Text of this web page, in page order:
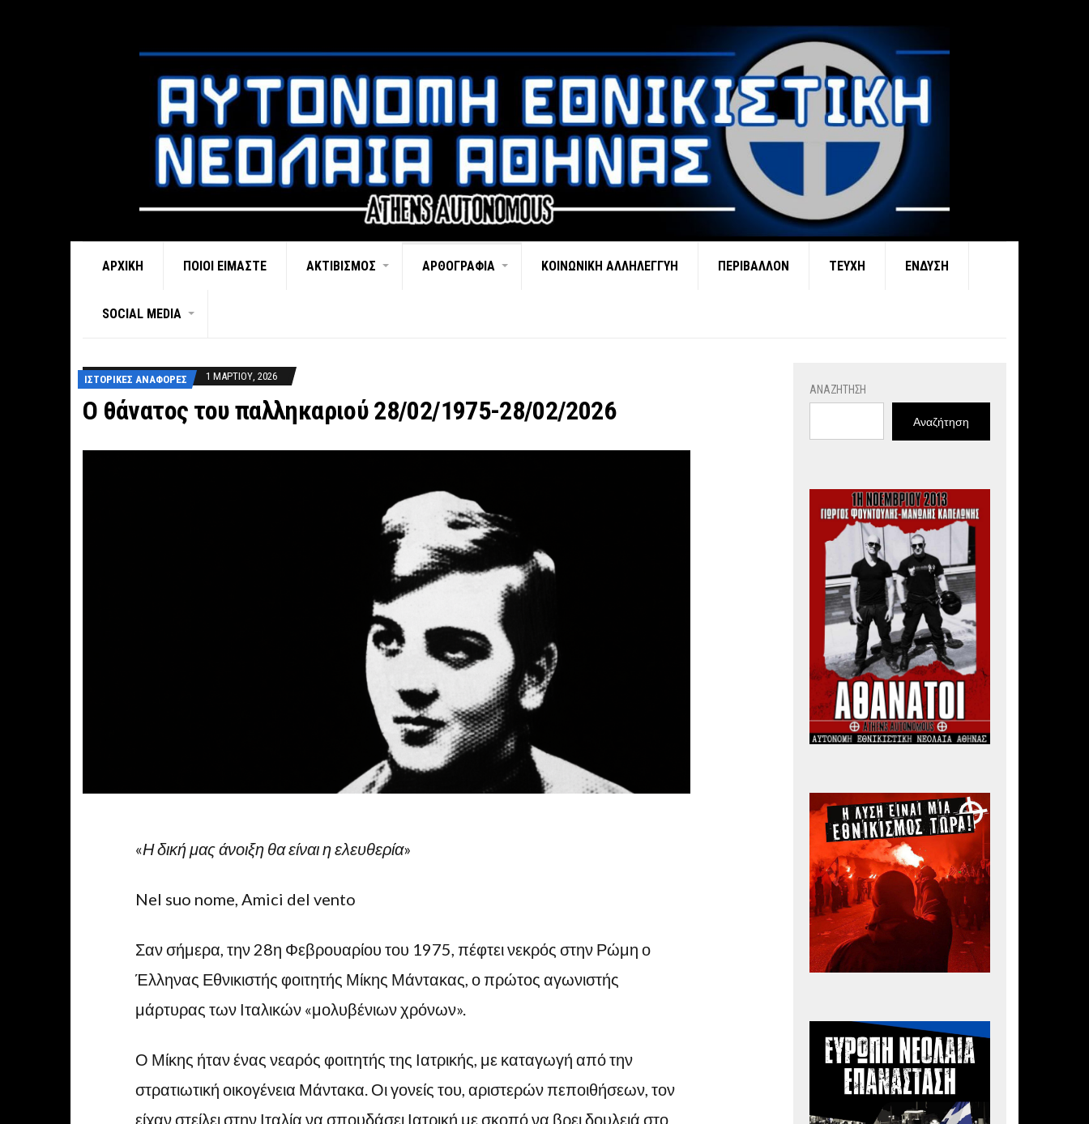
ΑΡΧΙΚΉ ΠΟΙΟΊ ΕΊΜΑΣΤΕ ΑΚΤΙΒΙΣΜΌΣ ΑΡΘΟΓΡΑΦΊΑ ΚΟΙΝΩΝΙΚΉ ΑΛΛΗΛΕΓΓΎΗ ΠΕΡΙΒΆΛΛΟΝ ΤΕΎΧΗ ΈΝΔΥΣΗ
SOCIAL MEDIA
ΙΣΤΟΡΙΚΈΣ ΑΝΑΦΟΡΈΣ 1 ΜΑΡΤΊΟΥ, 2026
Ο θάνατος του παλληκαριού 28/02/1975-28/02/2026
«Η δική μας άνοιξη θα είναι η ελευθερία»
Nel suo nome, Amici del vento
Σαν σήμερα, την 28η Φεβρουαρίου του 1975, πέφτει νεκρός στην Ρώμη ο
Έλληνας Εθνικιστής φοιτητής Μίκης Μάντακας, ο πρώτος αγωνιστής
μάρτυρας των Ιταλικών «μολυβένιων χρόνων».
Ο Μίκης ήταν ένας νεαρός φοιτητής της Ιατρικής, με καταγωγή από την
στρατιωτική οικογένεια Μάντακα. Οι γονείς του, αριστερών πεποιθήσεων, τον
είχαν στείλει στην Ιταλία να σπουδάσει Ιατρική με σκοπό να βρει δουλειά στο
ΑΝΑΖΉΤΗΣΗ
Αναζήτηση